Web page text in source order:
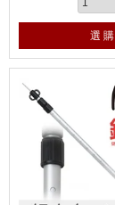
選 購